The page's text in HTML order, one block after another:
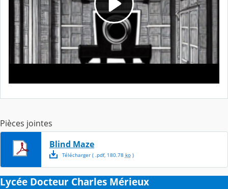
Pièces jointes
Blind Maze
Télécharger( .pdf, 180.78 ko)
Lycée Docteur Charles Mérieux